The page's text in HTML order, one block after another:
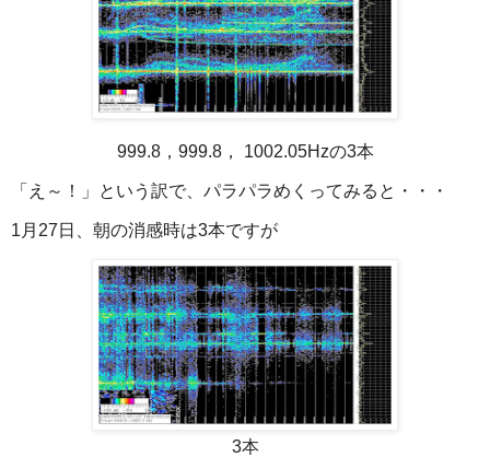
999.8，999.8， 1002.05Hzの3本
「え～！」という訳で、パラパラめくってみると・・・
1月27日、朝の消感時は3本ですが
3本